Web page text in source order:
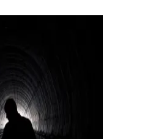
yükseliyorsa anlatılan